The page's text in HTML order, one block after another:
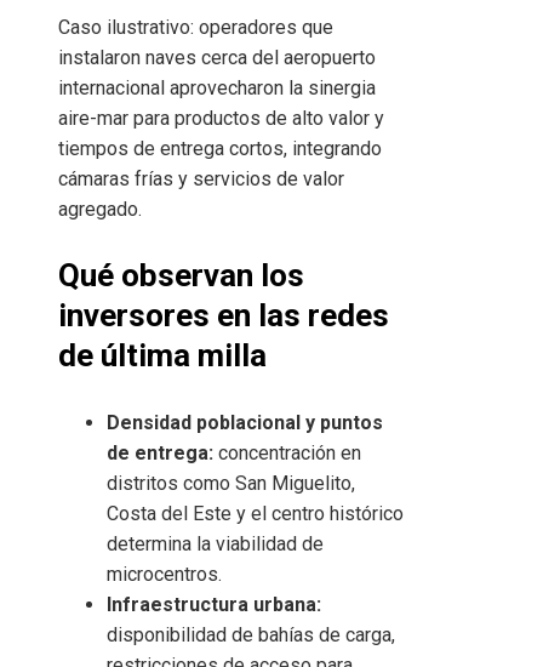
Caso ilustrativo: operadores que
instalaron naves cerca del aeropuerto
internacional aprovecharon la sinergia
aire-mar para productos de alto valor y
tiempos de entrega cortos, integrando
cámaras frías y servicios de valor
agregado.
Qué observan los
inversores en las redes
de última milla
Densidad poblacional y puntos
de entrega: concentración en
distritos como San Miguelito,
Costa del Este y el centro histórico
determina la viabilidad de
microcentros.
Infraestructura urbana:
disponibilidad de bahías de carga,